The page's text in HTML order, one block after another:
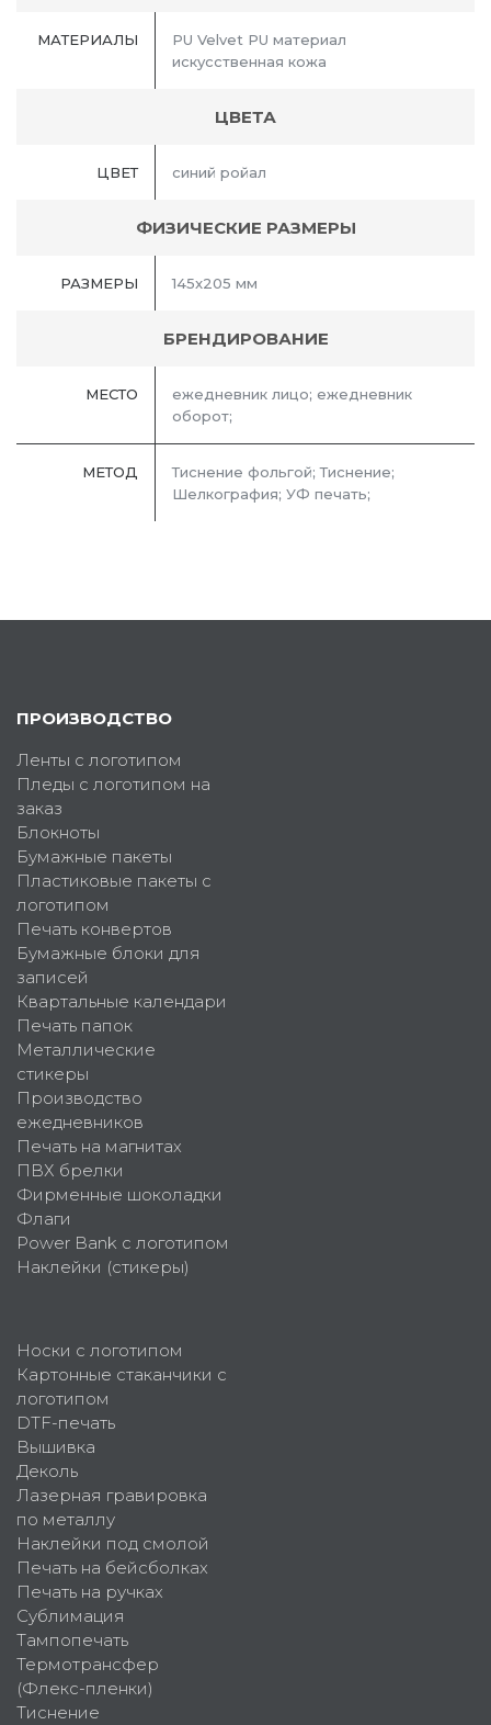
МАТЕРИАЛЫ
PU Velvet PU материал
искусственная кожа
ЦВЕТА
ЦВЕТ синий ройал
ФИЗИЧЕСКИЕ РАЗМЕРЫ
РАЗМЕРЫ 145x205 мм
БРЕНДИРОВАНИЕ
МЕСТО
ежедневник лицо; ежедневник
оборот;
МЕТОД
Тиснение фольгой; Тиснение;
Шелкография; УФ печать;
ПРОИЗВОДСТВО
Ленты с логотипом
Пледы с логотипом на
заказ
Блокноты
Бумажные пакеты
Пластиковые пакеты с
логотипом
Печать конвертов
Бумажные блоки для
записей
Квартальные календари
Печать папок
Металлические
стикеры
Производство
ежедневников
Печать на магнитах
ПВХ брелки
Фирменные шоколадки
Флаги
Power Bank с логотипом
Наклейки (стикеры)
Носки с логотипом
Картонные стаканчики с
логотипом
DTF-печать
Вышивка
Деколь
Лазерная гравировка
по металлу
Наклейки под смолой
Печать на бейсболках
Печать на ручках
Сублимация
Тампопечать
Термотрансфер
(Флекс-пленки)
Тиснение